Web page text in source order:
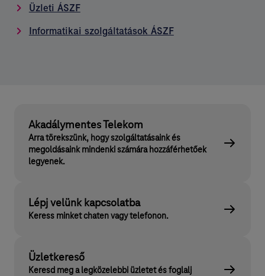
Üzleti ÁSZF
Informatikai szolgáltatások ÁSZF
Akadálymentes Telekom
Arra törekszünk, hogy szolgáltatásaink és
megoldásaink mindenki számára hozzáférhetőek
legyenek.
Lépj velünk kapcsolatba
Keress minket chaten vagy telefonon.
Üzletkereső
Keresd meg a legközelebbi üzletet és foglalj